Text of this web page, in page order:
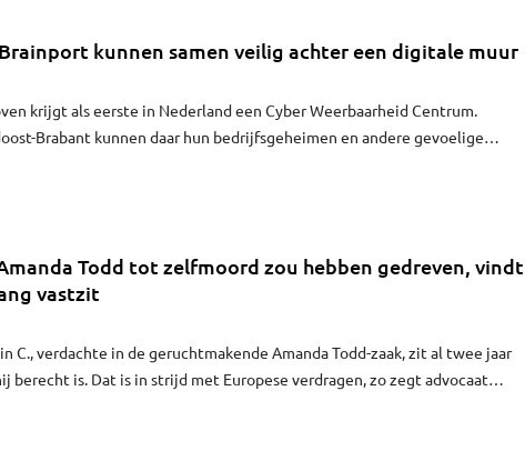
kunnen samen veilig achter een digitale muur
krijgt als eerste in Nederland een Cyber Weerbaarheid Centrum.
Brabant kunnen daar hun bedrijfsgeheimen en andere gevoelige
Todd tot zelfmoord zou hebben gedreven, vindt
vastzit
C., verdachte in de geruchtmakende Amanda Todd-zaak, zit al twee jaar
berecht is. Dat is in strijd met Europese verdragen, zo zegt advocaat